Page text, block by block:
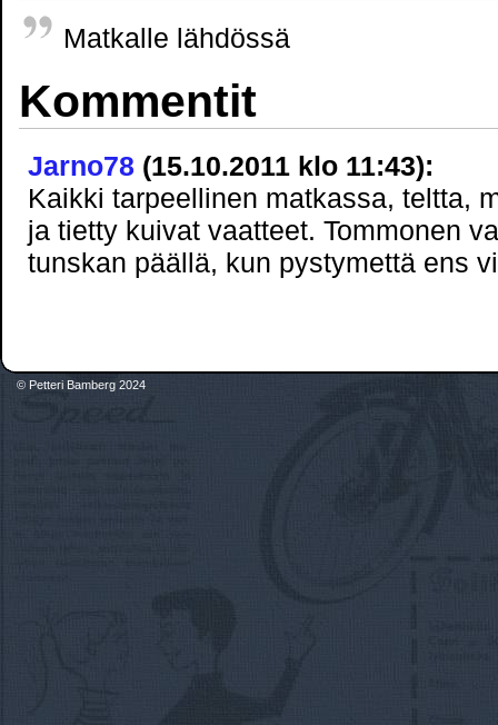
Matkalle lähdössä
Kommentit
Jarno78(15.10.2011 klo 11:43):
Kaikki tarpeellinen matkassa, teltta,
ja tietty kuivat vaatteet. Tommonen
tunskan päällä, kun pystymettä ens
© Petteri Bamberg 2024